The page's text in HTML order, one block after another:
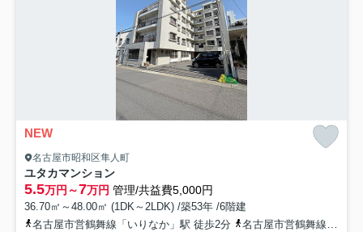
NEW
名古屋市昭和区隼人町
ユタカマンション
5.5万円～7万円 管理/共益費5,000円
36.70㎡～48.00㎡ (1DK～2LDK) /築53年 /6階建
名古屋市営鶴舞線「いりなか」駅 徒歩2分
名古屋市営鶴舞線「川名」駅 徒歩14分